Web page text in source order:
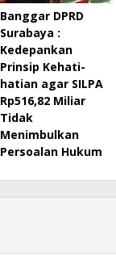
Banggar DPRD
Surabaya :
Kedepankan
Prinsip Kehati-
hatian agar SILPA
Rp516,82 Miliar
Tidak
Menimbulkan
Persoalan Hukum